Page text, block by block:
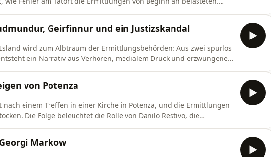
Geirfinnur und ein Justizskandal
wird zum Albtraum der Ermittlungsbehörden: Aus zwei spurlos
ein Narrativ aus Verhören, medialem Druck und erzwungenen
von Potenza
nach einem Treffen in einer Kirche in Potenza, und die Ermittlungen
Die Folge beleuchtet die Rolle von Danilo Restivo, die
Markow